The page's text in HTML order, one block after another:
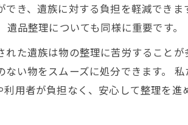
でき、遺族に対する負担を軽減でき
品整理についても同様に重要です。
れた遺族は物の整理に苦労すること
ない物をスムーズに処分できます。
利用者が負担なく、安心して整理を